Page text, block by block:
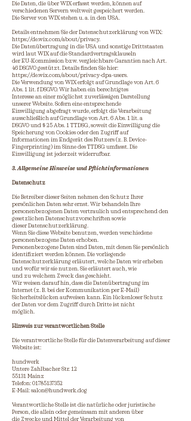
Die Daten, die über WIX erfasst werden, können auf
verschiedenen Servern weltweit gespeichert werden.
Die Server von WIX stehen u. a. in den USA.
Details entnehmen Sie der Datenschutzerklärung von WIX:
https://de.wix.com/about/privacy.
Die Datenübertragung in die USA und sonstige Drittstaaten
wird laut WIX auf die Standardvertragsklauseln
der EU-Kommission bzw. vergleichbare Garantien nach Art.
46 DSGVO gestützt. Details finden Sie hier:
https://de.wix.com/about/privacy-dpa-users.
Die Verwendung von WIX erfolgt auf Grundlage von Art. 6
Abs. 1 lit. f DSGVO. Wir haben ein berechtigtes
Interesse an einer möglichst zuverlässigen Darstellung
unserer Website. Sofern eine entsprechende
Einwilligung abgefragt wurde, erfolgt die Verarbeitung
ausschließlich auf Grundlage von Art. 6 Abs. 1 lit. a
DSGVO und § 25 Abs. 1 TTDSG, soweit die Einwilligung die
Speicherung von Cookies oder den Zugriff auf
Informationen im Endgerät des Nutzers (z. B. Device-
Fingerprinting) im Sinne des TTDSG umfasst. Die
Einwilligung ist jederzeit widerrufbar.
3. Allgemeine Hinweise und Pflichtinformationen
Datenschutz
Die Betreiber dieser Seiten nehmen den Schutz Ihrer
persönlichen Daten sehr ernst. Wir behandeln Ihre
personenbezogenen Daten vertraulich und entsprechend den
gesetzlichen Datenschutzvorschriften sowie
dieser Datenschutzerklärung.
Wenn Sie diese Website benutzen, werden verschiedene
personenbezogene Daten erhoben.
Personenbezogene Daten sind Daten, mit denen Sie persönlich
identifiziert werden können. Die vorliegende
Datenschutzerklärung erläutert, welche Daten wir erheben
und wofür wir sie nutzen. Sie erläutert auch, wie
und zu welchem Zweck das geschieht.
Wir weisen darauf hin, dass die Datenübertragung im
Internet (z. B. bei der Kommunikation per E-Mail)
Sicherheitslücken aufweisen kann. Ein lückenloser Schutz
der Daten vor dem Zugriff durch Dritte ist nicht
möglich.
Hinweis zur verantwortlichen Stelle
Die verantwortliche Stelle für die Datenverarbeitung auf dieser
Website ist:
hundwerk
Untere Zahlbacher Str. 12
55131 Mainz
Telefon: 01785137352
E-Mail: salon@hundwerk.dog
Verantwortliche Stelle ist die natürliche oder juristische
Person, die allein oder gemeinsam mit anderen über
die Zwecke und Mittel der Verarbeitung von